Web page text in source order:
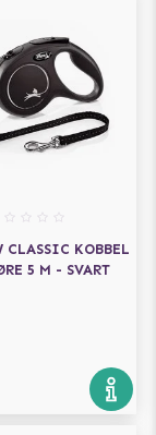
CLASSIC KOBBEL
5 M - SVART